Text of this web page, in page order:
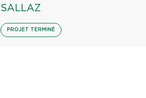
SALLAZ
PROJET TERMINÉ